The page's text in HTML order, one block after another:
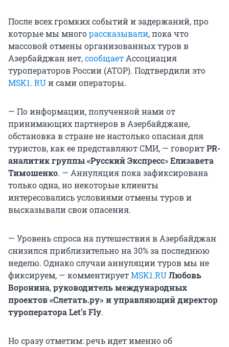
После всех громких событий и задержаний, про
которые мы многорассказывали, пока что
массовой отмены организованных туров в
Азербайджан нет,сообщаетАссоциация
туроператоров России (АТОР). Подтвердили это
MSK1. RUи сами операторы.
— По информации, полученной нами от
принимающих партнеров в Азербайджане,
обстановка в стране не настолько опасная для
туристов, как ее представляют СМИ, — говоритPR-
аналитик группы «Русский Экспресс»Елизавета
Тимошенко. — Аннуляция пока зафиксирована
только одна, но некоторые клиенты
интересовались условиями отмены туров и
высказывали свои опасения.
— Уровень спроса на путешествия в Азербайджан
снизился приблизительно на 30% за последнюю
неделю. Однако случаи аннуляции туров мы не
фиксируем, — комментируетMSK1.RUЛюбовь
Воронина,руководитель международных
проектов «Слетать.ру» и управляющий директор
туроператора Let’s Fly.
Но сразу отметим: речь идет именно об